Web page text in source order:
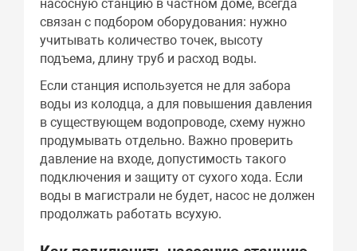
насосную станцию в частном доме, всегда
связан с подбором оборудования: нужно
учитывать количество точек, высоту
подъема, длину труб и расход воды.
Если станция используется не для забора
воды из колодца, а для повышения давления
в существующем водопроводе, схему нужно
продумывать отдельно. Важно проверить
давление на входе, допустимость такого
подключения и защиту от сухого хода. Если
воды в магистрали не будет, насос не должен
продолжать работать всухую.